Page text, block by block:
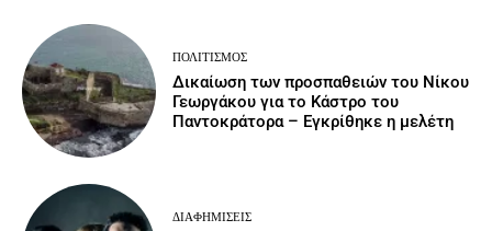
ΠΟΛΙΤΙΣΜΌΣ
Δικαίωση των προσπαθειών του Νίκου
Γεωργάκου για το Κάστρο του
Παντοκράτορα – Εγκρίθηκε η μελέτη
ΔΙΑΦΗΜΊΣΕΙΣ